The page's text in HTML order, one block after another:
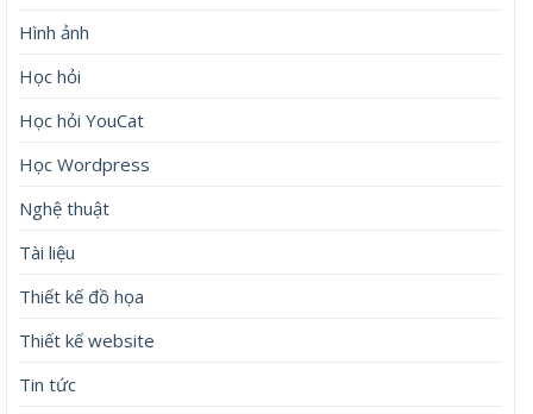
Hình ảnh
Học hỏi
Học hỏi YouCat
Học Wordpress
Nghệ thuật
Tài liệu
Thiết kế đồ họa
Thiết kế website
Tin tức